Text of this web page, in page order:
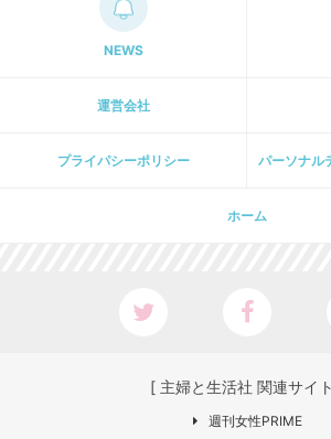
NEWS
運営会社
プライパシーポリシー パーソナル
ホーム
[ 主婦と生活社 関連サイ
週刊女性PRIME